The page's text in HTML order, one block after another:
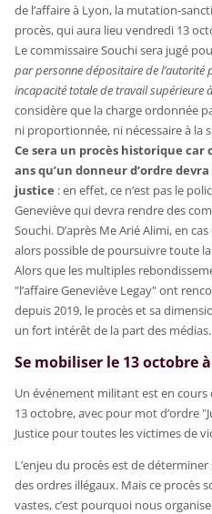
de l’affaire à Lyon, la mutation-
procès, qui aura lieu vendredi 13
Le commissaire Souchi sera jugé
par personne dépositaire de l’autorité
incapacité totale de travail supérieure
considère que la charge ordonnée
ni proportionnée, ni nécessaire à la
Ce sera un procès historique car
ans qu’un donneur d’ordre
justice : en effet, ce n’est pas le
Geneviève qui devra rendre des
Souchi. D’après Me Arié Alimi, en
alors possible de poursuivre toute
Alors que les multiples
"l’affaire Geneviève Legay" ont
depuis 2019, le procès et sa
un fort intérêt de la part des médias.
Se mobiliser le 13 octobre
Un événement militant est en cours
13 octobre, avec pour mot d’ordre
Justice pour toutes les victimes de
L’enjeu du procès est de
des ordres illégaux. Mais ce procès
vastes, c’est pourquoi nous